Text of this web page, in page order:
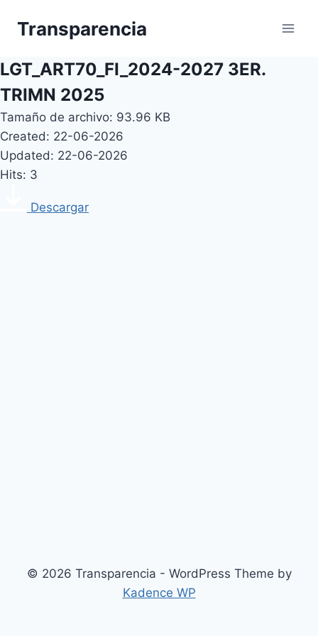
Transparencia
LGT_ART70_FI_2024-2027 3ER.
TRIMN 2025
Tamaño de archivo: 93.96 KB
Created: 22-06-2026
Updated: 22-06-2026
Hits: 3
Descargar
© 2026 Transparencia - WordPress Theme by
Kadence WP